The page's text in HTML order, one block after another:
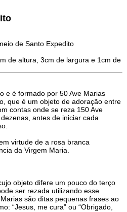
de Santo Expedito
de altura, 3cm de largura e 1cm de
e é formado por 50 Ave Marias
que é um objeto de adoração entre
contas onde se reza 150 Ave
antes de iniciar cada
virtude de a rosa branca
da Virgem Maria.
objeto difere um pouco do terço
ser rezada utilizando esse
são ditas pequenas frases ao
“Jesus, me cura” ou “Obrigado,